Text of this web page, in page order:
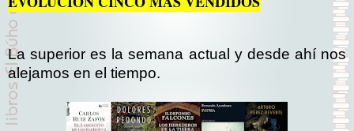
La superior es la semana actual y desde ahí nos
alejamos en el tiempo.